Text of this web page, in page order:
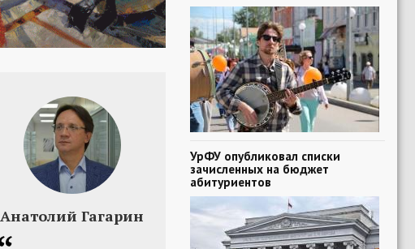
Анатолий Гагарин
УрФУ опубликовал списки
зачисленных на бюджет
абитуриентов